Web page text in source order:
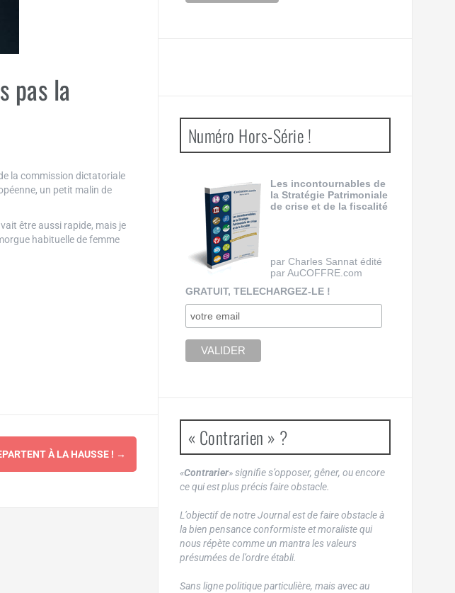
pas la
la commission dictatoriale
un petit malin de
être aussi rapide, mais je
habituelle de femme
À LA HAUSSE ! →
Numéro Hors-Série !
Les incontournables de
la Stratégie Patrimoniale
de crise et de la fiscalité
par Charles Sannat édité
par AuCOFFRE.com
GRATUIT, TELECHARGEZ-LE !
« Contrarien » ?
«Contrarier» signifie s’opposer, gêner, ou encore
ce qui est plus précis faire obstacle.
L’objectif de notre Journal est de faire obstacle à
la bien pensance conformiste et moraliste qui
nous répète comme un mantra les valeurs
présumées de l’ordre établi.
Sans ligne politique particulière, mais avec au